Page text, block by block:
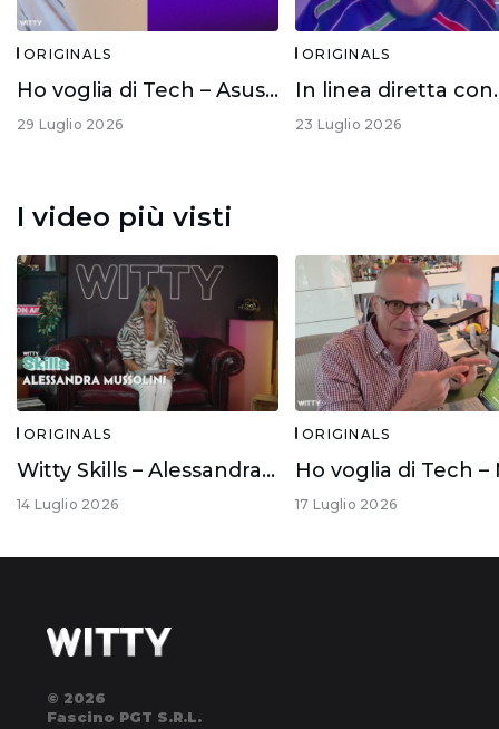
ORIGINALS
Ho voglia di Tech – Asus Expert Book Ultra
29 Luglio 2026
ORIGINALS
23 Luglio 2026
I video più visti
ORIGINALS
Witty Skills – Alessandra Mussolini
14 Luglio 2026
ORIGINALS
17 Luglio 2026
© 2026
Fascino PGT S.R.L.